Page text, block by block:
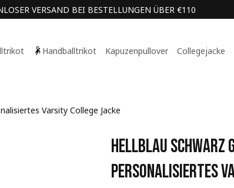
VERSAND BEI BESTELLUNGEN ÜBER €110
Handballtrikot Kapuzenpullover Collegejacke
Varsity College Jacke
Hellblau Schwarz
Personalisiertes